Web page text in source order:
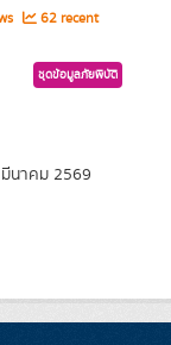
62 recent
ชุดข้อมูลภัยพิบัติ
นาคม 2569